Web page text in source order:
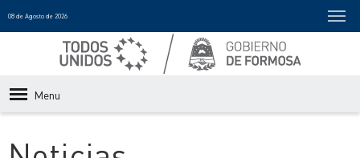
08 de Agosto de 2026
Menu